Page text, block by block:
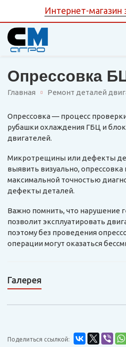
Интернет-магазин
Опрессовка
Главная Ремонт деталей
Опрессовка — процесс
рубашки охлаждения ГБЦ и
двигателей.
Микротрещины или дефекты
выявить визуально, опрессовка
максимальной точностью
дефекты деталей.
Важно помнить, что нарушение
позволит эксплуатировать
поэтому без проведения
операции могут оказаться
Галерея
Поделиться ссылкой: